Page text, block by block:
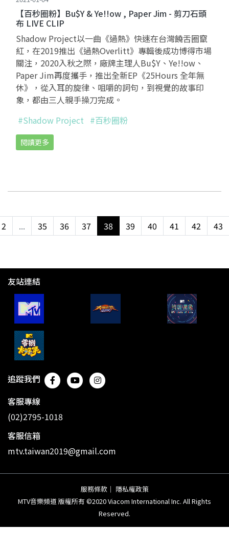
【百秒圈粉】Bu$Y & Ye!!ow , Paper Jim - 剪刀石頭
布 LIVE CLIP
Shadow Project以一曲《過熱》快速在台灣饒舌圈竄
紅，在2019推出《過熱Overlitt》專輯後成功博得市場
關注，2020入秋之際，廠牌主理人Bu$Y、Ye!!ow、
Paper Jim再度攜手，推出全新EP《25Hours 全年無
休》，從入耳的旋律、咀嚼的詞句，到視覺的故事印
象，都由三人親手操刀完成。
#Shadow Project #百秒圈粉
閱讀更多
2 ... 35 36 37 38 39 40 41 42 43
友站連結
追蹤我們
客服專線
(02)2795-1018
客服信箱
mtv.taiwan2019@gmail.com
服務條款 ｜ 隱私權政策
MTV音樂頻道 版權所有 ©2020 Viacom International Inc. All Rights
Reserved.